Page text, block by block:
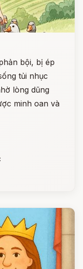
bội, bị ép
tủi nhục
lòng dũng
minh oan và